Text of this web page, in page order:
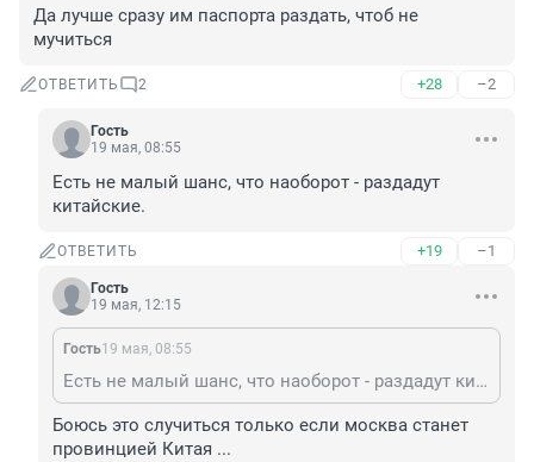
Да лучше сразу им паспорта раздать, чтоб не
мучиться
ОТВЕТИТЬ 2 +28 –2
Гость
19 мая, 08:55
Есть не малый шанс, что наоборот - раздадут
китайские.
ОТВЕТИТЬ +19 –1
Гость
19 мая, 12:15
Гость19 мая, 08:55
Есть не малый шанс, что наоборот - раздадут китайские.
Боюсь это случиться только если москва станет
провинцией Китая ...